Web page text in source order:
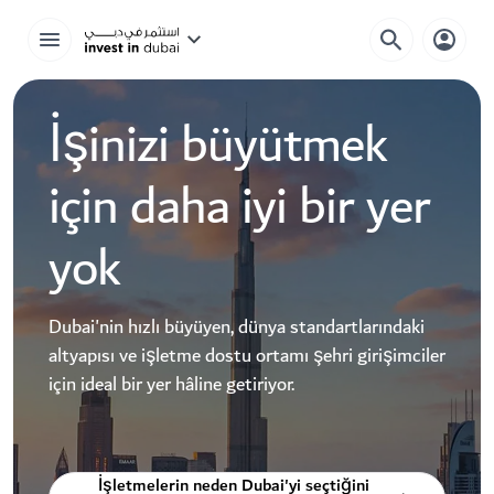
İşinizi büyütmek
için daha iyi bir yer
yok
Dubai'nin hızlı büyüyen, dünya standartlarındaki
altyapısı ve işletme dostu ortamı şehri girişimciler
için ideal bir yer hâline getiriyor.
İşletmelerin neden Dubai'yi seçtiğini